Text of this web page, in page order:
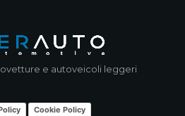
e autoveicoli leggeri
Cookie Policy